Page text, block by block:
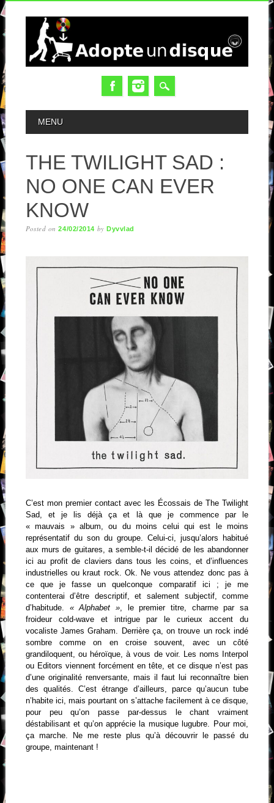
MAIN MENU
MENU
THE TWILIGHT SAD :
NO ONE CAN EVER
KNOW
Posted on24/02/2014 byDyvvlad
C’est mon premier contact avec les Écossais de The Twilight
Sad, et je lis déjà ça et là que je commence par le
« mauvais » album, ou du moins celui qui est le moins
représentatif du son du groupe. Celui-ci, jusqu’alors habitué
aux murs de guitares, a semble-t-il décidé de les abandonner
ici au profit de claviers dans tous les coins, et d’influences
industrielles ou kraut rock. Ok. Ne vous attendez donc pas à
ce que je fasse un quelconque comparatif ici ; je me
contenterai d’être descriptif, et salement subjectif, comme
d’habitude. « Alphabet » , le premier titre, charme par sa
froideur cold-wave et intrigue par le curieux accent du
vocaliste James Graham. Derrière ça, on trouve un rock indé
sombre comme on en croise souvent, avec un côté
grandiloquent, ou héroïque, à vous de voir. Les noms Interpol
ou Editors viennent forcément en tête, et ce disque n’est pas
d’une originalité renversante, mais il faut lui reconnaître bien
des qualités. C’est étrange d’ailleurs, parce qu’aucun tube
n’habite ici, mais pourtant on s’attache facilement à ce disque,
pour peu qu’on passe par-dessus le chant vraiment
déstabilisant et qu’on apprécie la musique lugubre. Pour moi,
ça marche. Ne me reste plus qu’à découvrir le passé du
groupe, maintenant !